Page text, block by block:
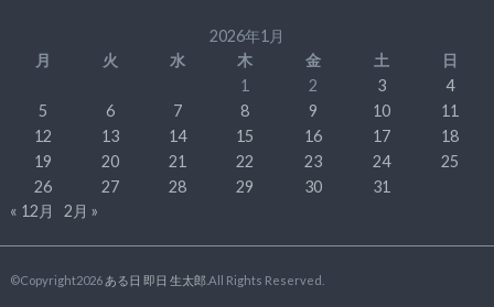
2026年1月
月
火 水 木 金 土
日
1
2 3
4
5
6 7 8 9 10
11
12
13 14 15 16 17
18
19
20 21 22 23 24
25
26
27 28 29 30
31
« 12月
2月 »
©Copyright2026 ある日 即日 生太郎.All Rights Reserved.